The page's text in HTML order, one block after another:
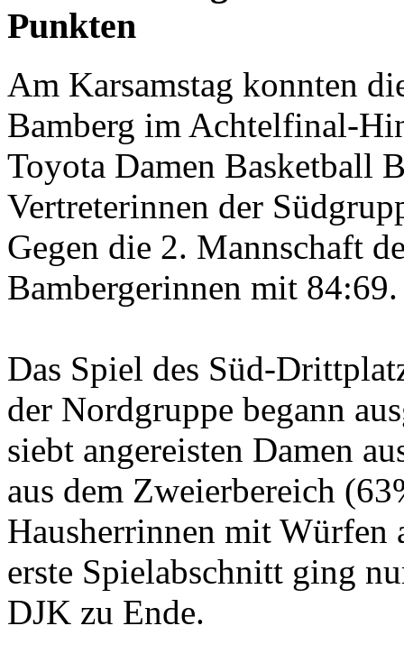
Punkten
Am Karsamstag konnten
Bamberg im Achtelfinal-
Toyota Damen Basketball
Vertreterinnen der
Gegen die 2. Mannschaft
Bambergerinnen mit 84:69.
Das Spiel des Süd-
der Nordgruppe begann
siebt angereisten Damen
aus dem Zweierbereich
Hausherrinnen mit Würfen
erste Spielabschnitt ging
DJK zu Ende.